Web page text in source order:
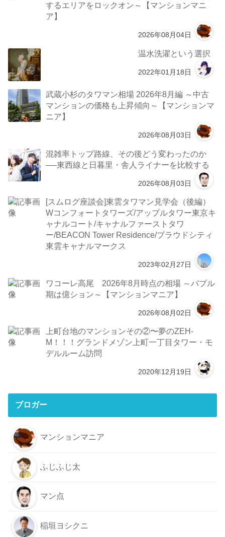
するエリアをロックオン～【マンションマニ
ア】
2026年08月04日
温水洗濯という選択
2022年01月18日
武蔵小杉のタワマン相場 2026年8月編 ～中古
マンションの価格も上昇傾向～【マンションマ
ニア】
2026年08月03日
混雑率トップ路線、その後どう変わったのか
──東西線と日暮里・舎人ライナーを比較する
2026年08月03日
[スムログ座談会]東雲タワマン見学会（後編）
Wコンフォートタワーズ/アップルタワー東京キ
ャナルコート/キャナルファーストタワ
ー/BEACON Tower Residence/プラウドシティ
東雲キャナルマークス
2023年02月27日
ワコーレ高尾 2026年8月時点の相場 ～バブル
期は億ション～【マンションマニア】
2026年08月02日
上町台地のマンションその②〜夢のZEH-
M！！！グランドメゾン上町一丁目タワー・モ
デルルーム訪問
2020年12月19日
ブロガー
マンションマニア
ふじふじ太
マン点
稲垣ヨシクニ